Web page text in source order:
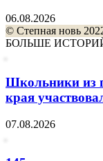
06.08.2026
© Степная новь
БОЛЬШЕ
Школьники из
края
07.08.2026